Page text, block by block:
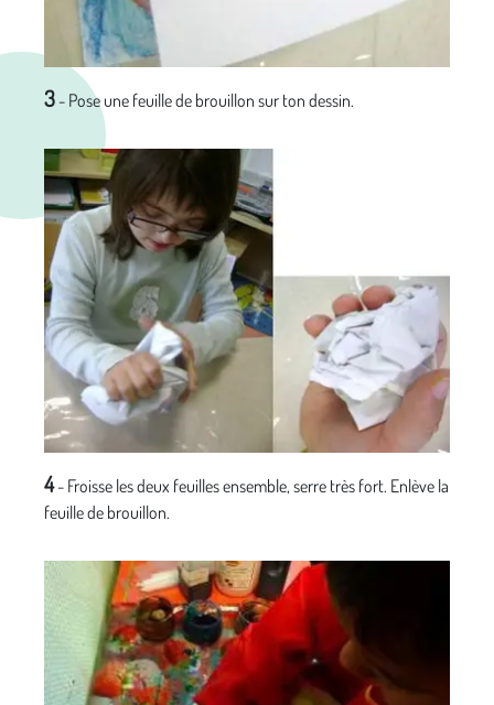
3- Pose une feuille de brouillon sur ton dessin.
4- Froisse les deux feuilles ensemble, serre très fort. Enlève la
feuille de brouillon.